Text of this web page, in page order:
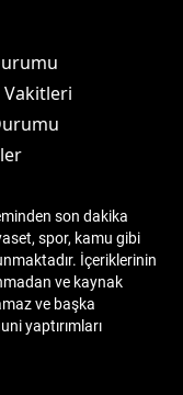
Vakitleri
son dakika
spor, kamu gibi
İçeriklerinin
ve kaynak
ve başka
yaptırımları